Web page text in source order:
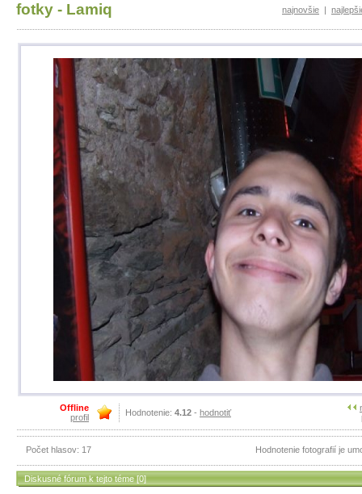
fotky - Lamiq najnovšie |
Offline
profil
Hodnotenie: 4.12 - hodnotiť
Počet hlasov: 17 Hodnotenie fotografií je
Diskusné fórum k tejto téme [0]